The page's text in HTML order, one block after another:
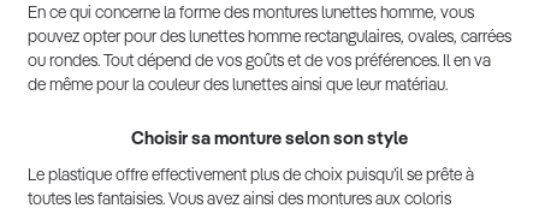
En ce qui concerne la forme des montures lunettes homme, vous
pouvez opter pour des lunettes homme rectangulaires, ovales, carrées
ou rondes. Tout dépend de vos goûts et de vos préférences. Il en va
de même pour la couleur des lunettes ainsi que leur matériau.
Choisir sa monture selon son style
Le plastique offre effectivement plus de choix puisqu’il se prête à
toutes les fantaisies. Vous avez ainsi des montures aux coloris